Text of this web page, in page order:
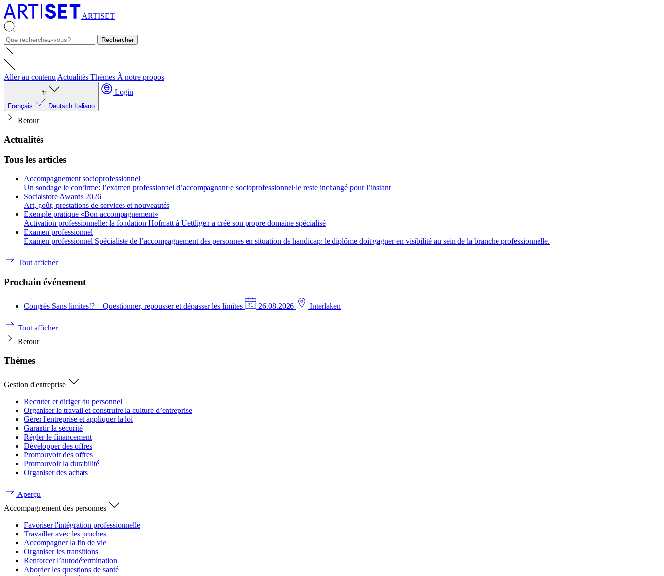
ARTISET
Rechercher
Aller au contenu Actualités Thèmes À notre propos
fr
Français
Deutsch Italiano
Login
Retour
Actualités
Tous les articles
Accompagnement socioprofessionnel
Un sondage le confirme: l’examen professionnel d’accompagnant·e socioprofessionnel·le reste inchangé pour l’instant
Socialstore Awards 2026
Art, goût, prestations de services et nouveautés
Exemple pratique «Bon accompagnement»
Activation professionnelle: la fondation Hofmatt à Uettligen a créé son propre domaine spécialisé
Examen professionnel
Examen professionnel Spécialiste de l’accompagnement des personnes en situation de handicap: le diplôme doit gagner en visibilité au sein de la branche professionnelle.
Tout afficher
Prochain événement
Congrès Sans limites!? – Questionner, repousser et dépasser les limites 26.08.2026 Interlaken
Tout afficher
Retour
Thèmes
Gestion d'entreprise
Recruter et diriger du personnel
Organiser le travail et construire la culture d’entreprise
Gérer l'entreprise et appliquer la loi
Garantir la sécurité
Régler le financement
Développer des offres
Promouvoir des offres
Promouvoir la durabilité
Organiser des achats
Aperçu
Accompagnement des personnes
Favoriser l'intégration professionnelle
Travailler avec les proches
Accompagner la fin de vie
Organiser les transitions
Renforcer l’autodétermination
Aborder les questions de santé